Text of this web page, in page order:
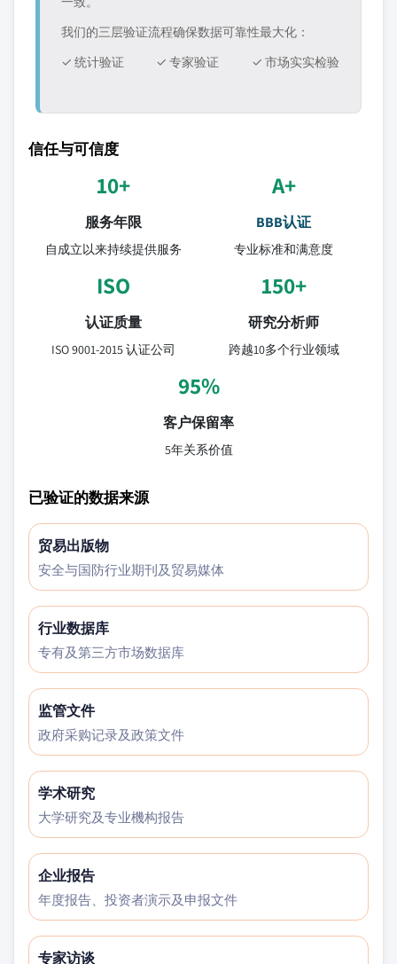
我们的三层验证流程确保数据可靠性最大化：
✓ 统计验证
✓ 专家验证 ✓ 市场实实检验
信任与可信度
10+
服务年限
自成立以来持续提供服务
A+
BBB认证
专业标准和满意度
ISO
认证质量
ISO 9001-2015 认证公司
150+
研究分析师
跨越10多个行业领域
95%
客户保留率
5年关系价值
已验证的数据来源
贸易出版物
安全与国防行业期刊及贸易媒体
行业数据库
专有及第三方市场数据库
监管文件
政府采购记录及政策文件
学术研究
大学研究及专业機构报告
企业报告
年度报告、投资者演示及申报文件
专家访谈